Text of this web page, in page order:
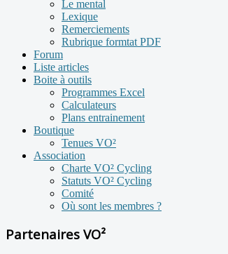
Le mental
Lexique
Remerciements
Rubrique formtat PDF
Forum
Liste articles
Boite à outils
Programmes Excel
Calculateurs
Plans entrainement
Boutique
Tenues VO²
Association
Charte VO² Cycling
Statuts VO² Cycling
Comité
Où sont les membres ?
Partenaires VO²